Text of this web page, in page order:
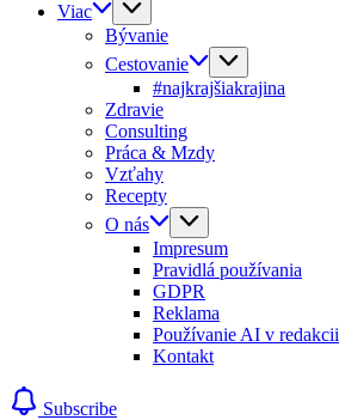
Viac
Bývanie
Cestovanie
#najkrajšiakrajina
Zdravie
Consulting
Práca & Mzdy
Vzťahy
Recepty
O nás
Impresum
Pravidlá používania
GDPR
Reklama
Používanie AI v redakcii
Kontakt
Subscribe